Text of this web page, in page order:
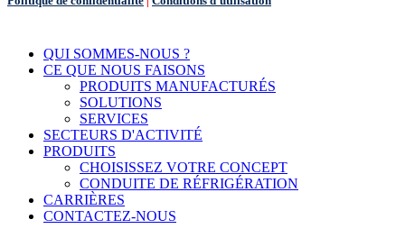
FermerQUI SOMMES-NOUS ?
CE QUE NOUS FAISONS
PRODUITS MANUFACTURÉS
SOLUTIONS
SERVICES
SECTEURS D'ACTIVITÉ
PRODUITS
CHOISISSEZ VOTRE CONCEPT
CONDUITE DE RÉFRIGÉRATION
CARRIÈRES
CONTACTEZ-NOUS